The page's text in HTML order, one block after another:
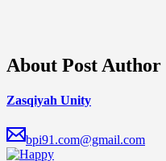
About Post Author
Zasqiyah Unity
bpi91.com@gmail.com